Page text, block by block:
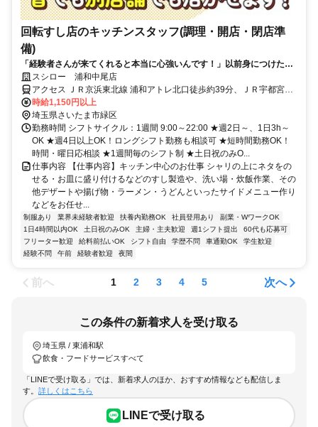
回転すし店のキッチンスタッフ(調理・開店・閉店準
備)
「経験者さんが来てくれると本当に心強いんです！」以前身につけたス
キルがそのまま活かせます◎
スシロー 浦和中尾店
アクセス ＪＲ京浜東北線 浦和アトレ北口徒歩約39分、ＪＲ宇都宮線
〔東北本線〕・ＪＲ上野東京ライン/ＪＲ高崎線 浦和アトレ北口徒歩
約39分、ＪＲ武蔵野線 東浦和徒歩約38分
時給1,150円以上
埼玉県さいたま市緑区
勤務時間 シフトサイクル：1週間 9:00～22:00 ★週2日～、1日3h～
OK ★週4日以上OK！ロングシフト勤務も相談可 ★短時間勤務OK！
時間・曜日応相談 ★1週間毎のシフト制 ★土日祝のみO...
仕事内容 【仕事内容】キッチン中心のお仕事 シャリの上にネタをの
せる・お皿に盛り付けるなどのすし製造や、洗い場・炊飯作業、その
他デザートや揚げ物・ラーメン・うどんといったサイドメニュー作り
などをお任せ...
制服あり 業界未経験者歓迎 扶養内勤務OK 社員登用あり
副業・WワークOK
1日4時間以内OK
土日祝のみOK 主婦・主夫歓迎 週1シフト提出
60代も応募可
フリーター歓迎
給料前払いOK シフト自由 学歴不問 車通勤OK
学生歓迎
経験不問
午前 経験者歓迎 夜間
前へ 1 2 3 4 5 次へ
この条件の新着求人を受け取る
埼玉県 / 東浦和駅
飲食・フードサービスすべて
「LINEで受け取る」では、新着求人のほか、おすすめ情報なども配信しま
す。 詳しくはこちら
LINEで受け取る